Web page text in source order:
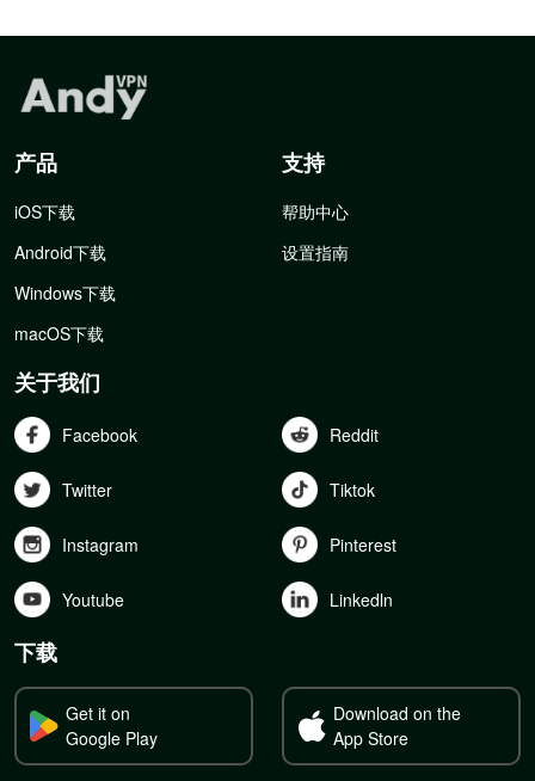
产品
iOS下载
Android下载
Windows下载
macOS下载
支持
帮助中心
设置指南
关于我们
Facebook Reddit
Twitter Tiktok
Instagram Pinterest
Youtube Linkedln
下载
Get it on
Google Play
Download on the
App Store